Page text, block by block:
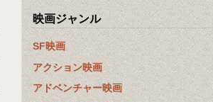
映画ジャンル
SF映画
アクション映画
アドベンチャー映画